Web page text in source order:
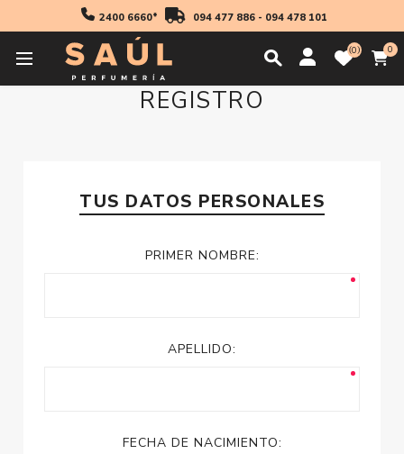
2400 6660* 094 477 886- 094 478 101
0 0
REGISTRO
TUS DATOS PERSONALES
PRIMER NOMBRE:
APELLIDO:
FECHA DE NACIMIENTO: